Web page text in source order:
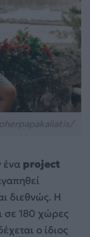
ένα project
διεθνώς. Η
σε 180 χώρες
ο ίδιος